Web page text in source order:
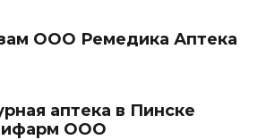
ООО Ремедика Аптека
аптека в Пинске
ООО